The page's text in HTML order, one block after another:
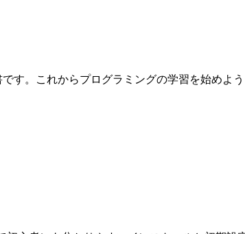
す。これからプログラミングの学習を始めよ